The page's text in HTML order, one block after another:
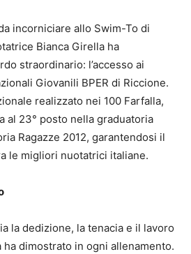
incorniciare allo Swim-To di
Bianca Girella ha
straordinario: l’accesso ai
Giovanili BPER di Riccione.
realizzato nei 100 Farfalla,
al 23° posto nella graduatoria
Ragazze 2012, garantendosi il
le migliori nuotatrici italiane.
la dedizione, la tenacia e il lavoro
dimostrato in ogni allenamento.